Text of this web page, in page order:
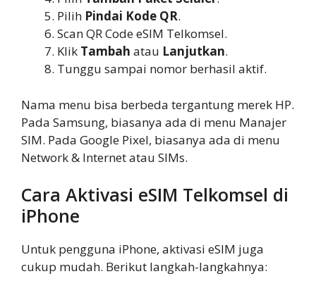
Pilih Pindai Kode QR.
Scan QR Code eSIM Telkomsel.
Klik Tambah atau Lanjutkan.
Tunggu sampai nomor berhasil aktif.
Nama menu bisa berbeda tergantung merek HP.
Pada Samsung, biasanya ada di menu Manajer
SIM. Pada Google Pixel, biasanya ada di menu
Network & Internet atau SIMs.
Cara Aktivasi eSIM Telkomsel di
iPhone
Untuk pengguna iPhone, aktivasi eSIM juga
cukup mudah. Berikut langkah-langkahnya: